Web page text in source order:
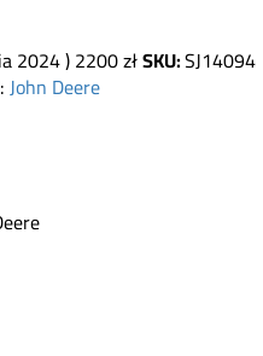
2024)2200złSKU:SJ14094
John Deere